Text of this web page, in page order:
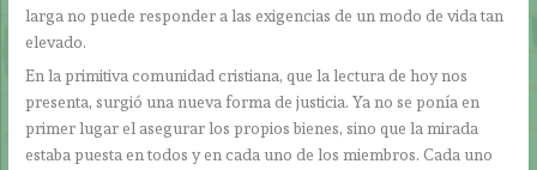
larga no puede responder a las exigencias de un modo de vida tan
elevado.
En la primitiva comunidad cristiana, que la lectura de hoy nos
presenta, surgió una nueva forma de justicia. Ya no se ponía en
primer lugar el asegurar los propios bienes, sino que la mirada
estaba puesta en todos y en cada uno de los miembros. Cada uno